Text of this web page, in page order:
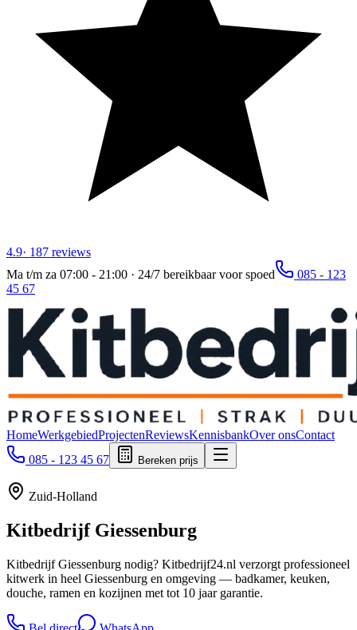
4.9· 187 reviews
Ma t/m za 07:00 - 21:00 · 24/7 bereikbaar voor spoed
085 - 123
45 67
HomeWerkgebiedProjectenReviewsKennisbankOver onsContact
085 - 123 45 67
Bereken prijs
Zuid-Holland
Kitbedrijf Giessenburg
Kitbedrijf Giessenburg nodig? Kitbedrijf24.nl verzorgt professioneel
kitwerk in heel Giessenburg en omgeving — badkamer, keuken,
douche, ramen en kozijnen met tot 10 jaar garantie.